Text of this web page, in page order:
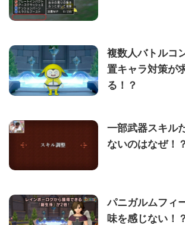
複数人バトルコ
置キャラ対策が
る！？
一部武器スキル
ないのはなぜ！？
パニガルムフィ
味を感じない！？